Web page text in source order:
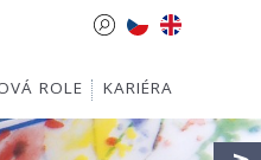
ROLE KARIÉRA